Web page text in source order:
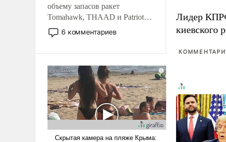
объему запасов ракет
Tomahawk, THAAD и Patriot
США потребуется более трех
лет. Даже небольшая война с
Сложившаяся ситуация
означает многолетний период
уязвимости США, например,
перед Китаем.
6 комментариев
Лидер
киевского